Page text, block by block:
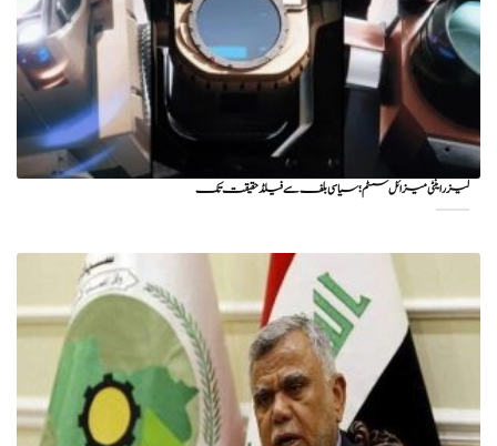
لیزر اینٹی میزائل سسٹم؛ سیاسی بلف سے فیلڈ حقیقت تک